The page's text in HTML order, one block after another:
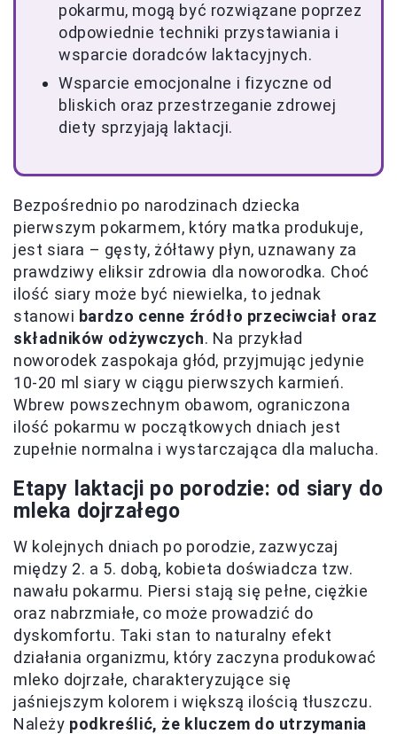
pokarmu, mogą być rozwiązane poprzez
odpowiednie techniki przystawiania i
wsparcie doradców laktacyjnych.
Wsparcie emocjonalne i fizyczne od
bliskich oraz przestrzeganie zdrowej
diety sprzyjają laktacji.
Bezpośrednio po narodzinach dziecka
pierwszym pokarmem, który matka produkuje,
jest siara – gęsty, żółtawy płyn, uznawany za
prawdziwy eliksir zdrowia dla noworodka. Choć
ilość siary może być niewielka, to jednak
stanowi bardzo cenne źródło przeciwciał oraz
składników odżywczych. Na przykład
noworodek zaspokaja głód, przyjmując jedynie
10-20 ml siary w ciągu pierwszych karmień.
Wbrew powszechnym obawom, ograniczona
ilość pokarmu w początkowych dniach jest
zupełnie normalna i wystarczająca dla malucha.
Etapy laktacji po porodzie: od siary do
mleka dojrzałego
W kolejnych dniach po porodzie, zazwyczaj
między 2. a 5. dobą, kobieta doświadcza tzw.
nawału pokarmu. Piersi stają się pełne, ciężkie
oraz nabrzmiałe, co może prowadzić do
dyskomfortu. Taki stan to naturalny efekt
działania organizmu, który zaczyna produkować
mleko dojrzałe, charakteryzujące się
jaśniejszym kolorem i większą ilością tłuszczu.
Należy podkreślić, że kluczem do utrzymania